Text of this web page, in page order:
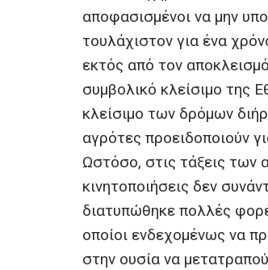
αποφασισμένοι να μην
τουλάχιστον για ένα
εκτός από τον
συμβολικό κλείσιμο της
κλείσιμο των δρόμων
αγρότες προειδοποιούν
Ωστόσο, στις τάξεις των
κινητοποιήσεις δεν
διατυπώθηκε πολλές
οποίοι ενδεχομένως να
στην ουσία να